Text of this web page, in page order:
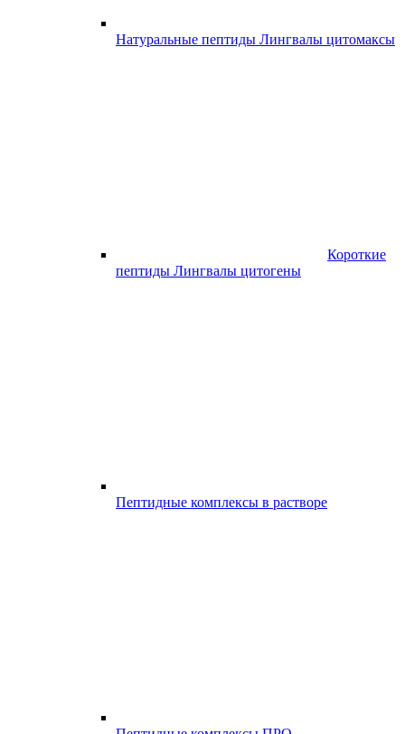
Натуральные пептиды Лингвалы цитомаксы
Короткие
пептиды Лингвалы цитогены
Пептидные комплексы в растворе